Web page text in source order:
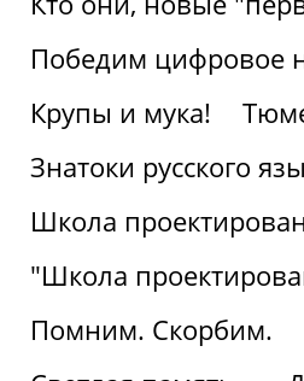
Победим цифровое
Крупы и мука!
Знатоки русского
Школа
"Школа
Помним. Скорбим.